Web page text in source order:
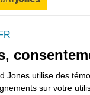
investissement
Jones utilise des
sur votre